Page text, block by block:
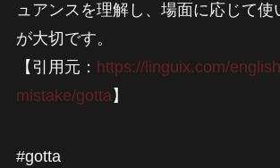
ュアンスを理解し、場面に応じて使
が大切です。
【引用元： https://linguix.com/
mistake/gotta】
#gotta